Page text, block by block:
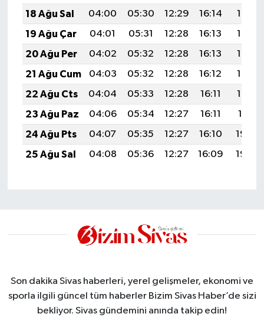
18 Ağu Sal
04:00 05:30 12:29 16:14
19:18
19 Ağu Çar
04:01 05:31 12:28 16:13
19:16
20 Ağu Per
04:02 05:32 12:28 16:13
19:15
21 Ağu Cum
04:03 05:32 12:28 16:12
19:14
22 Ağu Cts
04:04 05:33 12:28 16:11
19:12
23 Ağu Paz
04:06 05:34 12:27 16:11
19:11
24 Ağu Pts
04:07 05:35 12:27 16:10
19:09
25 Ağu Sal
04:08 05:36 12:27 16:09 19:08
Son dakika Sivas haberleri, yerel gelişmeler, ekonomi ve
sporla ilgili güncel tüm haberler Bizim Sivas Haber’de sizi
bekliyor. Sivas gündemini anında takip edin!